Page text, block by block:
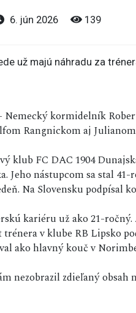
6. jún 2026 139
- Nemecký kormidelník
Rangnickom aj
klub FC DAC 1904
Jeho nástupcom sa stal
Na Slovensku podpísal
kariéru už ako 21-
trénera v klube RB Lipsko
ako hlavný kouč v
nezobrazil zdieľaný